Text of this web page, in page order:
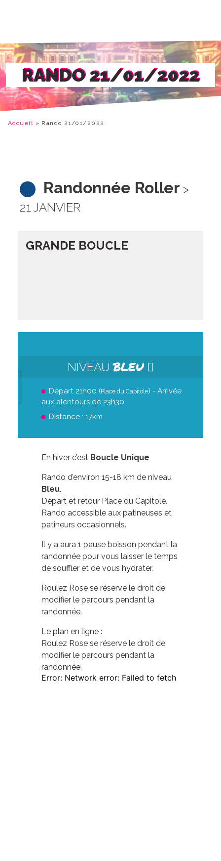
RANDO 21/01/2022
Accueil » Rando 21/01/2022
Randonnée Roller >
21 JANVIER
GRANDE BOUCLE
NIVEAUBLEU
Départ 21h00 (Place du Capitole) - Arrivée
aux alentours de 23h30
Distance : 17km
En hiver c’est Boucle Unique
Rando d’environ 15-18 km de niveau
Bleu.
Départ et retour Place du Capitole.
Rando accessible aux patineuses et
patineurs occasionnels.
Il y a aura 1 pause boisson pendant la
randonnée pour vous laisser le temps
de souffler et de vous hydrater.
Roulez Rose se réserve le droit de
modifier le parcours pendant la
randonnée.
Le plan en ligne :
Roulez Rose se réserve le droit de
modifier le parcours pendant la
randonnée.